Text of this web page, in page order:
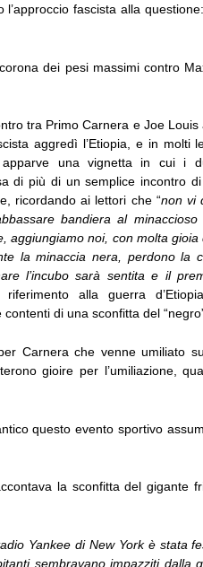
fascista alla
dei pesi massimi contro
tra Primo Carnera e Joe Louis
aggredì l’Etiopia, e in molti
apparve una vignetta in cui i
di più di un semplice incontro di
ricordando ai lettori che “non vi
bandiera al minaccioso
aggiungiamo noi, con molta gioia
la minaccia nera, perdono la
l’incubo sarà sentita e il
riferimento alla guerra
di una sconfitta del
Carnera che venne umiliato
gioire per l’umiliazione,
questo evento sportivo
la sconfitta del gigante
Yankee di New York è stata
sembravano impazziti dalla